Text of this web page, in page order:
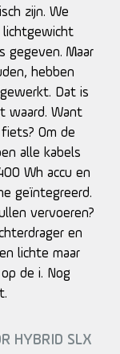
zijn. We
lichtgewicht
gegeven. Maar
hebben
Dat is
waard. Want
Om de
alle kabels
Wh accu en
geïntegreerd.
vervoeren?
en
lichte maar
de i. Nog
HYBRID SLX